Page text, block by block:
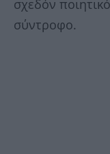
σχεδόν
σύντροφο.